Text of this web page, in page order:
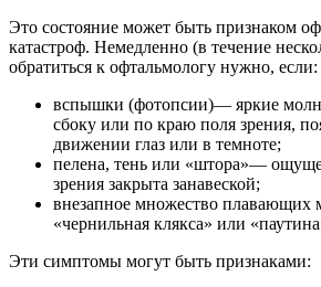
Это состояние может быть признаком
катастроф. Немедленно (в течение
обратиться к офтальмологу нужно, если:
вспышки (фотопсии)— яркие
сбоку или по краю поля зрения,
движении глаз или в темноте;
пелена, тень или «штора»—
зрения закрыта занавеской;
внезапное множество плавающих
«чернильная клякса» или
Эти симптомы могут быть признаками: